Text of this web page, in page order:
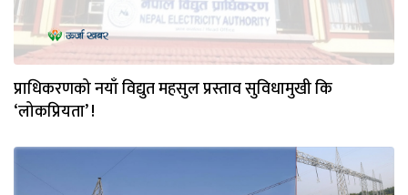
प्राधिकरणको नयाँ विद्युत महसुल प्रस्ताव सुविधामुखी कि
‘लोकप्रियता’ !